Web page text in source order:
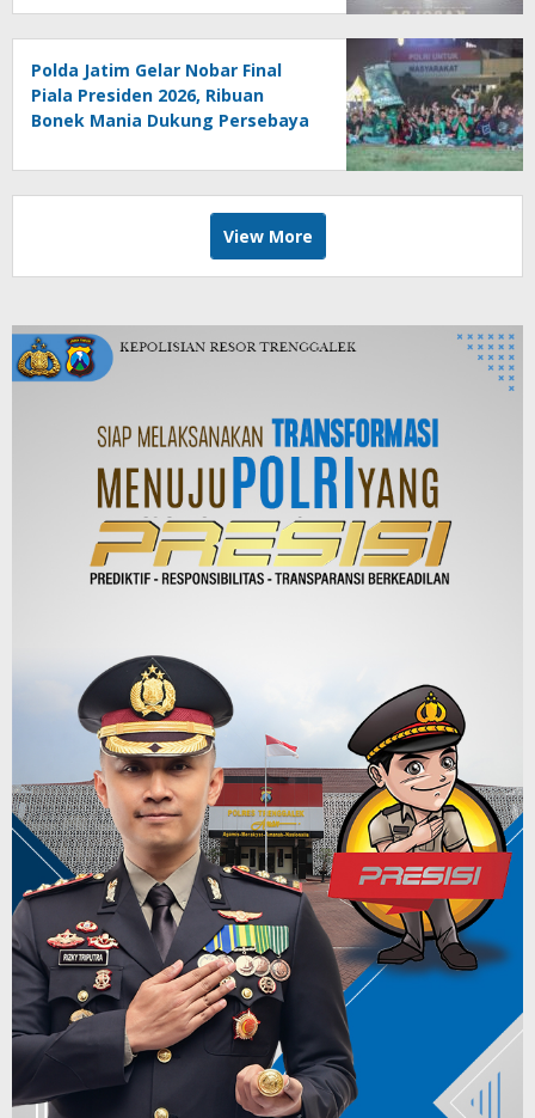
Polda Jatim Gelar Nobar Final
Piala Presiden 2026, Ribuan
Bonek Mania Dukung Persebaya
View More